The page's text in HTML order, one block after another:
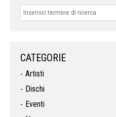
CATEGORIE
Artisti
Dischi
Eventi